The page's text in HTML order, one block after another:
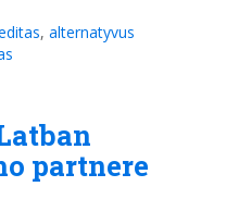
, alternatyvus
partnere